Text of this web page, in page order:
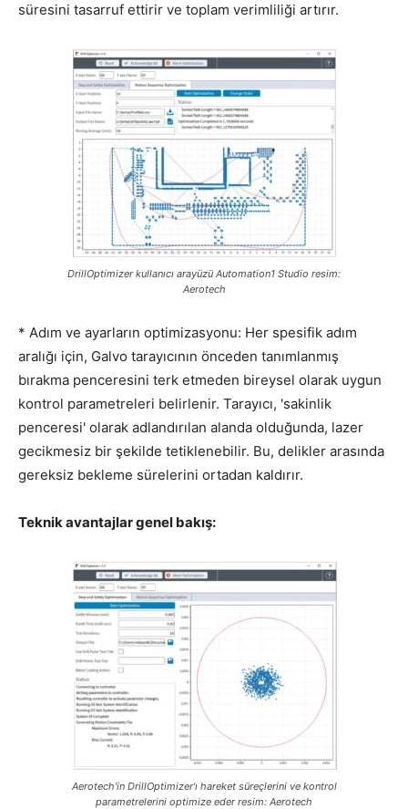
süresini tasarruf ettirir ve toplam verimliliği artırır.
DrillOptimizer kullanıcı arayüzü Automation1 Studio resim:
Aerotech
* Adım ve ayarların optimizasyonu: Her spesifik adım
aralığı için, Galvo tarayıcının önceden tanımlanmış
bırakma penceresini terk etmeden bireysel olarak uygun
kontrol parametreleri belirlenir. Tarayıcı, 'sakinlik
penceresi' olarak adlandırılan alanda olduğunda, lazer
gecikmesiz bir şekilde tetiklenebilir. Bu, delikler arasında
gereksiz bekleme sürelerini ortadan kaldırır.
Teknik avantajlar genel bakış:
Aerotech'in DrillOptimizer'ı hareket süreçlerini ve kontrol
parametrelerini optimize eder resim: Aerotech